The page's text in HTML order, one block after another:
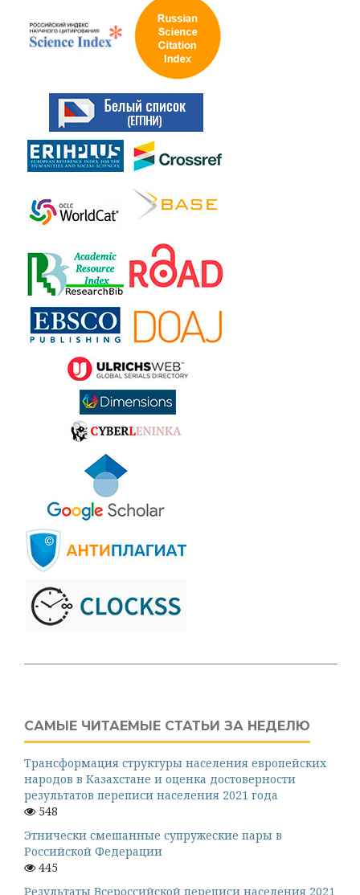
САМЫЕ ЧИТАЕМЫЕ СТАТЬИ ЗА НЕДЕЛЮ
Трансформация структуры населения европейских
народов в Казахстане и оценка достоверности
результатов переписи населения 2021 года
548
Этнически смешанные супружеские пары в
Российской Федерации
445
Результаты Всероссийской переписи населения 2021